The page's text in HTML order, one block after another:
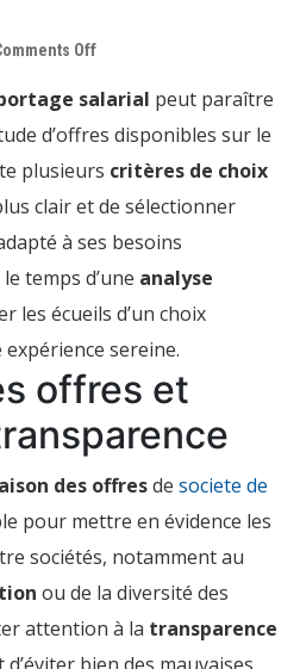
Offon
sa
de
salarial
salarial peut paraître
d’offres disponibles sur le
plusieurs critères de choix
clair et de sélectionner
à ses besoins
temps d’une analyse
les écueils d’un choix
sereine.
offres et
des offresde societe de
pour mettre en évidence les
sociétés, notamment au
ou de la diversité des
attention à la transparence